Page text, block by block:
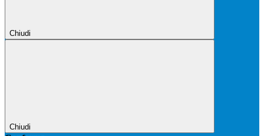
Chiudi
Chiudi